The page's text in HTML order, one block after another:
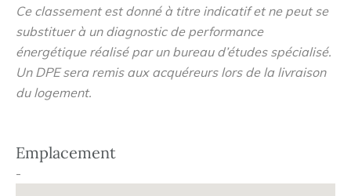
richesses culturelles et naturelles de Fontaine-lès-Dijon.
Ce classement est donné à titre indicatif et ne peut se
substituer à un diagnostic de performance
énergétique réalisé par un bureau d’études spécialisé.
Un DPE sera remis aux acquéreurs lors de la livraison
du logement.
Emplacement
-